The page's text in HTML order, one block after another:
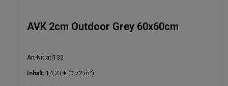
AVK 2cm Outdoor Grey 60x60cm
Art-Nr: atl132
Inhalt: 14,33 € (0.72 m²)